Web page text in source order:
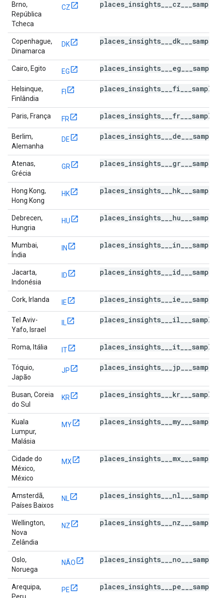
Brno,
República
Tcheca
CZ
Copenhague,
Dinamarca
DK
Cairo, Egito EG
Helsinque,
Finlândia
FI
Paris, França FR
Berlim,
Alemanha
DE
Atenas,
Grécia
GR
Hong Kong,
Hong Kong
HK
Debrecen,
Hungria
HU
Mumbai,
Índia
IN
Jacarta,
Indonésia
ID
Cork, Irlanda IE
Tel Aviv-
Yafo, Israel
IL
Roma, Itália IT
Tóquio,
Japão
JP
Busan, Coreia
do Sul
KR
Kuala
Lumpur,
Malásia
MY
Cidade do
México,
México
MX
Amsterdã,
Países Baixos
NL
Wellington,
Nova
Zelândia
NZ
Oslo,
Noruega
NÃO
Arequipa,
Peru
PE